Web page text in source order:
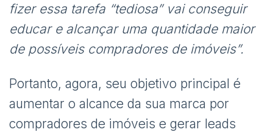
fizer essa tarefa “tediosa” vai conseguir
educar e alcançar uma quantidade maior
de possíveis compradores de imóveis”.
Portanto, agora, seu objetivo principal é
aumentar o alcance da sua marca por
compradores de imóveis e gerar leads